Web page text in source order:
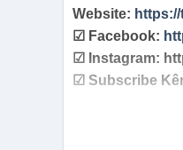
Website:
☑ Facebook:
☑ Instagram:
☑ Subscribe